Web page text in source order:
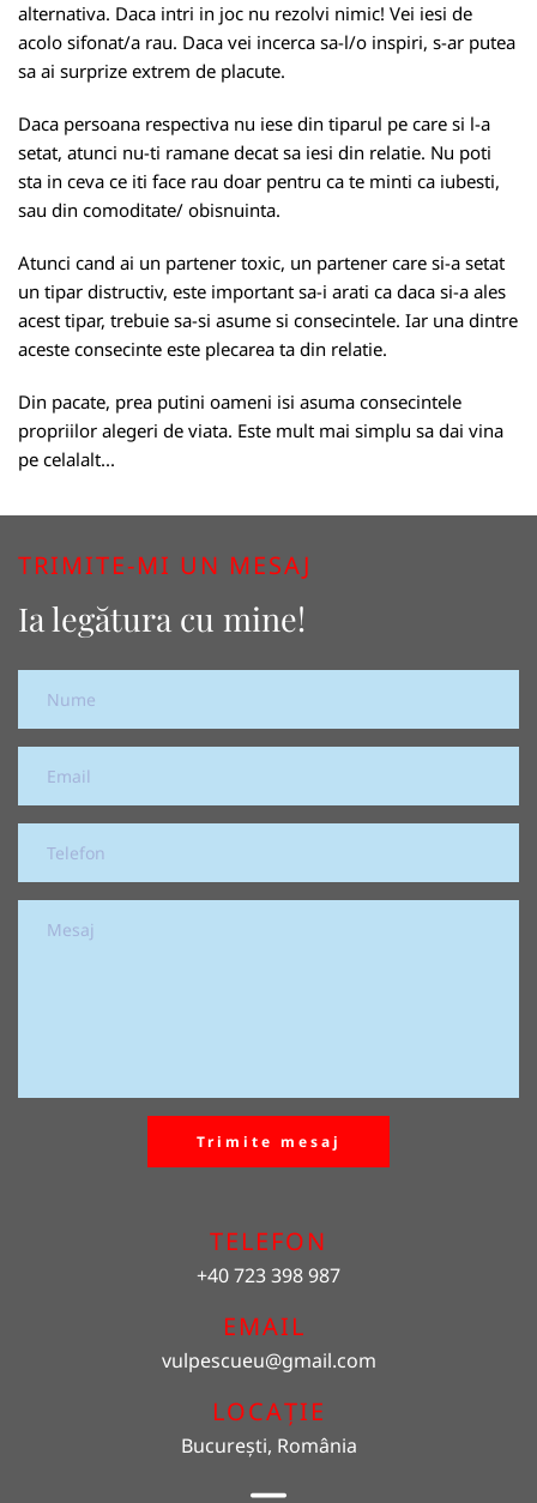
alternativa. Daca intri in joc nu rezolvi nimic! Vei iesi de
acolo sifonat/a rau. Daca vei incerca sa-l/o inspiri, s-ar putea
sa ai surprize extrem de placute.
Daca persoana respectiva nu iese din tiparul pe care si l-a
setat, atunci nu-ti ramane decat sa iesi din relatie. Nu poti
sta in ceva ce iti face rau doar pentru ca te minti ca iubesti,
sau din comoditate/ obisnuinta.
Atunci cand ai un partener toxic, un partener care si-a setat
un tipar distructiv, este important sa-i arati ca daca si-a ales
acest tipar, trebuie sa-si asume si consecintele. Iar una dintre
aceste consecinte este plecarea ta din relatie.
Din pacate, prea putini oameni isi asuma consecintele
propriilor alegeri de viata. Este mult mai simplu sa dai vina
pe celalalt...
TRIMITE-MI UN MESAJ
Ia legătura cu mine!
Trimite mesaj
TELEFON
+40 723 398 987
EMAIL
vulpescueu@gmail.com
LOCAȚIE
București, România